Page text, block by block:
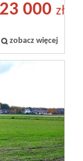
000 zł
zobacz więcej